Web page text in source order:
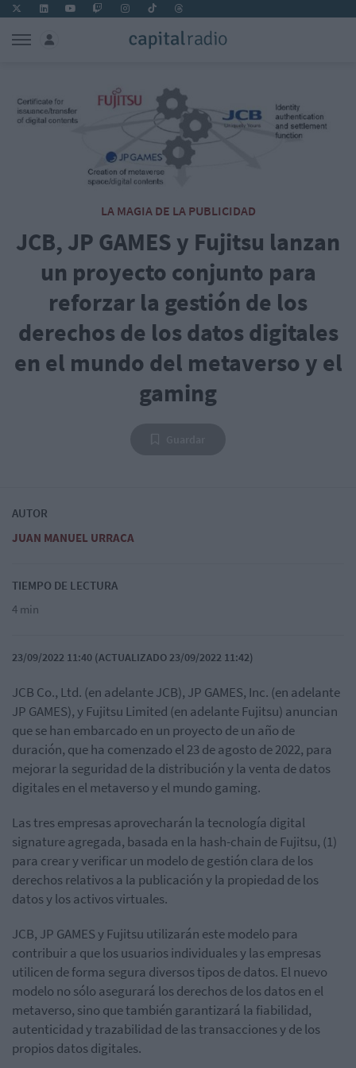
LA MAGIA DE LA PUBLICIDAD
JCB, JP GAMES y Fujitsu lanzan
un proyecto conjunto para
reforzar la gestión de los
derechos de los datos digitales
en el mundo del metaverso y el
gaming
AUTOR
JUAN MANUEL URRACA
TIEMPO DE LECTURA
4 min
23/09/2022 11:40 (ACTUALIZADO 23/09/2022 11:42)
JCB Co., Ltd. (en adelante JCB), JP GAMES, Inc. (en adelante
JP GAMES), y Fujitsu Limited (en adelante Fujitsu) anuncian
que se han embarcado en un proyecto de un año de
duración, que ha comenzado el 23 de agosto de 2022, para
mejorar la seguridad de la distribución y la venta de datos
digitales en el metaverso y el mundo gaming.
Las tres empresas aprovecharán la tecnología digital
signature agregada, basada en la hash-chain de Fujitsu, (1)
para crear y verificar un modelo de gestión clara de los
derechos relativos a la publicación y la propiedad de los
datos y los activos virtuales.
JCB, JP GAMES y Fujitsu utilizarán este modelo para
contribuir a que los usuarios individuales y las empresas
utilicen de forma segura diversos tipos de datos. El nuevo
modelo no sólo asegurará los derechos de los datos en el
metaverso, sino que también garantizará la fiabilidad,
autenticidad y trazabilidad de las transacciones y de los
propios datos digitales.